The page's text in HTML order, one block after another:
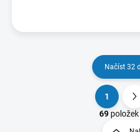
O
v
Načíst 32
S
t
r
1
69položek